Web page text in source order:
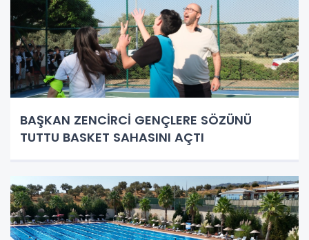
BAŞKAN ZENCİRCİ GENÇLERE SÖZÜNÜ
TUTTU BASKET SAHASINI AÇTI